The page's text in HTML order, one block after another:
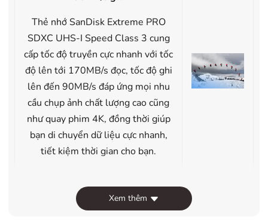
Thẻ nhớ SanDisk Extreme PRO
SDXC UHS-I Speed Class 3 cung
cấp tốc độ truyền cực nhanh với tốc
độ lên tới 170MB/s đọc, tốc độ ghi
lên đến 90MB/s đáp ứng mọi nhu
cầu chụp ảnh chất lượng cao cũng
như quay phim 4K, đồng thời giúp
bạn di chuyển dữ liệu cực nhanh,
tiết kiệm thời gian cho bạn.
Hỗ trợ 4K UHD
Xem thêm